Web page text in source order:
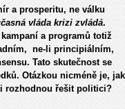
a prosperitu, ne válku
vláda krizi zvládá.
a programů totiž
ne-li principiálním,
Tato skutečnost se
Otázkou nicméně je, jak
rozhodnou řešit politici?